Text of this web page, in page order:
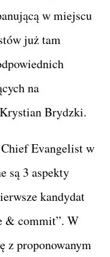
w miejscu
już tam
na
Brydzki.
Chief Evangelist w
są 3 aspekty
kandydat
& commit”. W
z proponowanym